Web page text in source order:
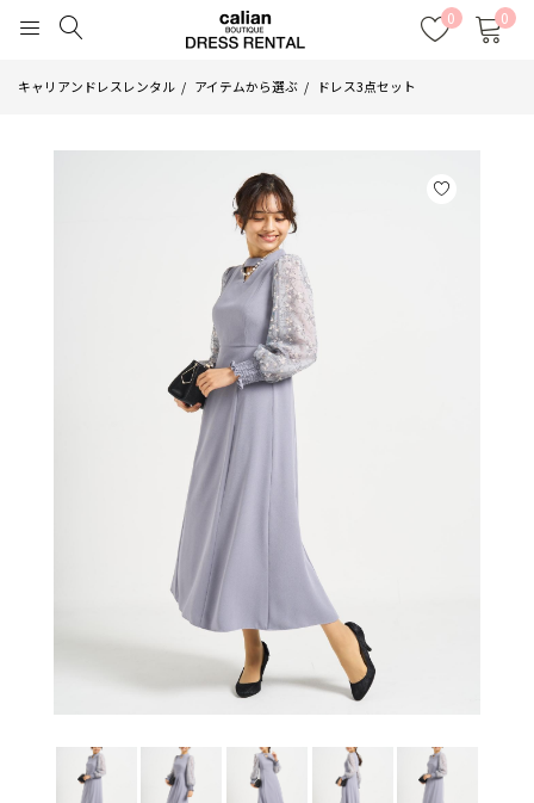
0 0
キャリアンドレスレンタル アイテムから選ぶ ドレス3点セット